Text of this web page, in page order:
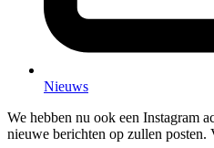
Nieuws
We hebben nu ook een Instagram
nieuwe berichten op zullen posten.